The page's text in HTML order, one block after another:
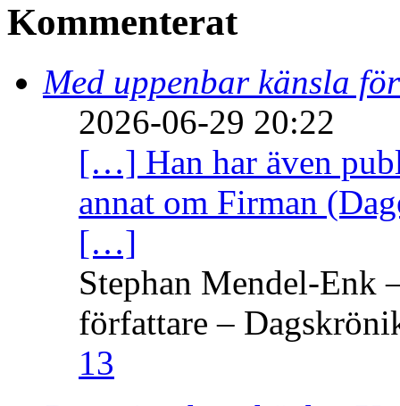
Kommenterat
Med uppenbar känsla
2026-06-29 20:22
[…] Han har även
annat om Firman
[…]
Stephan Mendel-Enk
författare –
13